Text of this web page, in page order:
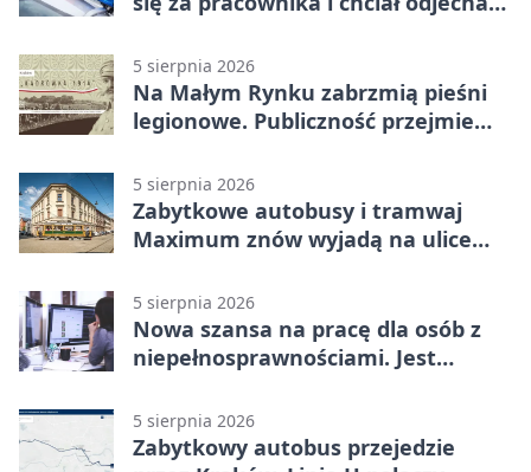
5 sierpnia 2026
Na Małym Rynku zabrzmią pieśni
legionowe. Publiczność przejmie
5 sierpnia 2026
Zabytkowe autobusy i tramwaj
Maximum znów wyjadą na ulice
5 sierpnia 2026
Nowa szansa na pracę dla osób z
niepełnosprawnościami. Jest
5 sierpnia 2026
Zabytkowy autobus przejedzie